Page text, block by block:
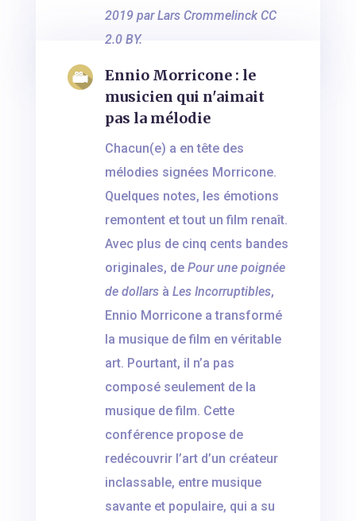
2019 par Lars Crommelinck CC
2.0 BY.
Ennio Morricone : le
musicien qui n'aimait
pas la mélodie
Chacun(e) a en tête des
mélodies signées Morricone.
Quelques notes, les émotions
remontent et tout un film renaît.
Avec plus de cinq cents bandes
originales, de Pour une poignée
de dollars à Les Incorruptibles,
Ennio Morricone a transformé
la musique de film en véritable
art. Pourtant, il n’a pas
composé seulement de la
musique de film. Cette
conférence propose de
redécouvrir l’art d’un créateur
inclassable, entre musique
savante et populaire, qui a su